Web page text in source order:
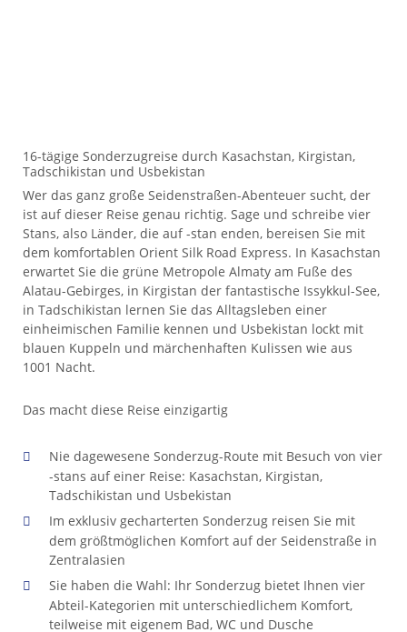
16-tägige Sonderzugreise durch Kasachstan, Kirgistan,
Tadschikistan und Usbekistan
Wer das ganz große Seidenstraßen-Abenteuer sucht, der
ist auf dieser Reise genau richtig. Sage und schreibe vier
Stans, also Länder, die auf -stan enden, bereisen Sie mit
dem komfortablen Orient Silk Road Express. In Kasachstan
erwartet Sie die grüne Metropole Almaty am Fuße des
Alatau-Gebirges, in Kirgistan der fantastische Issykkul-See,
in Tadschikistan lernen Sie das Alltagsleben einer
einheimischen Familie kennen und Usbekistan lockt mit
blauen Kuppeln und märchenhaften Kulissen wie aus
1001 Nacht.
Das macht diese Reise einzigartig
Nie dagewesene Sonderzug-Route mit Besuch von vier
-stans auf einer Reise: Kasachstan, Kirgistan,
Tadschikistan und Usbekistan
Im exklusiv gecharterten Sonderzug reisen Sie mit
dem größtmöglichen Komfort auf der Seidenstraße in
Zentralasien
Sie haben die Wahl: Ihr Sonderzug bietet Ihnen vier
Abteil-Kategorien mit unterschiedlichem Komfort,
teilweise mit eigenem Bad, WC und Dusche